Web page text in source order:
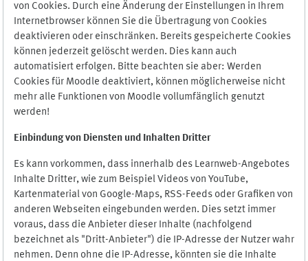
von Cookies. Durch eine Änderung der Einstellungen in Ihrem
Internetbrowser können Sie die Übertragung von Cookies
deaktivieren oder einschränken. Bereits gespeicherte Cookies
können jederzeit gelöscht werden. Dies kann auch
automatisiert erfolgen. Bitte beachten sie aber: Werden
Cookies für Moodle deaktiviert, können möglicherweise nicht
mehr alle Funktionen von Moodle vollumfänglich genutzt
werden!
Einbindung von Diensten und Inhalten Dritter
Es kann vorkommen, dass innerhalb des Learnweb-Angebotes
Inhalte Dritter, wie zum Beispiel Videos von YouTube,
Kartenmaterial von Google-Maps, RSS-Feeds oder Grafiken von
anderen Webseiten eingebunden werden. Dies setzt immer
voraus, dass die Anbieter dieser Inhalte (nachfolgend
bezeichnet als "Dritt-Anbieter") die IP-Adresse der Nutzer wahr
nehmen. Denn ohne die IP-Adresse, könnten sie die Inhalte